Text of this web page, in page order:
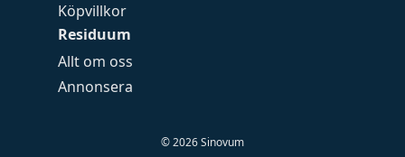
Köpvillkor
Residuum
Allt om oss
Annonsera
©2026Sinovum